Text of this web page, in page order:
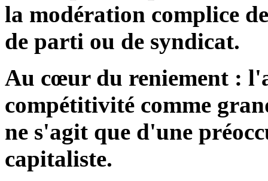
la modération complice
de parti ou de syndicat.
Au cœur du reniement :
compétitivité comme
ne s'agit que d'une
capitaliste.